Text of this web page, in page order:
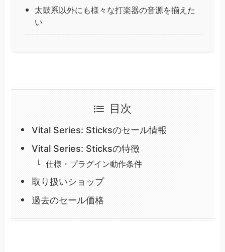
太鼓系以外にも様々な打楽器の音源を揃えた
い
目次
Vital Series: Sticksのセール情報
Vital Series: Sticksの特徴
仕様・プラグイン動作条件
取り扱いショップ
過去のセール価格